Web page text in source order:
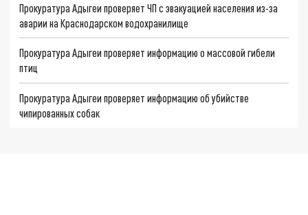
Прокуратура Адыгеи проверяет ЧП с эвакуацией населения из-за
аварии на Краснодарском водохранилище
Прокуратура Адыгеи проверяет информацию о массовой гибели
птиц
Прокуратура Адыгеи проверяет информацию об убийстве
чипированных собак